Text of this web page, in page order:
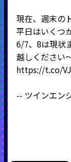
現在、週末の
平日はいくつ
6/7、8は現状
越しください
https://t.co/
-- ツインエン